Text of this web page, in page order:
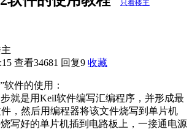
只看楼主
查看34681 回复9 收藏
软件的使用：
就是用Keil软件编写汇编程序，并形成最
，然后用编程器将该文件烧写到单片机
写好的单片机插到电路板上，一接通电源